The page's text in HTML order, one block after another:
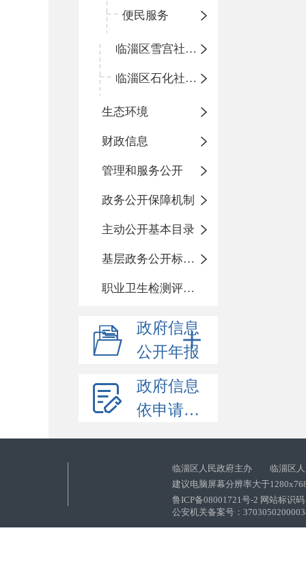
便民服务
临淄区雪宫社区卫生服务中心
临淄区石化社区卫生服务中心
生态环境
财政信息
管理和服务公开
政务公开保障机制
主动公开基本目录
基层政务公开标准化目录
职业卫生检测评价信息
政府信息
公开年报
政府信息
依申请公开
临淄区人民政府主办 临淄区人
建议电脑屏幕分辨率大于
鲁ICP备08001721号-2 网站标识
公安机关备案号：